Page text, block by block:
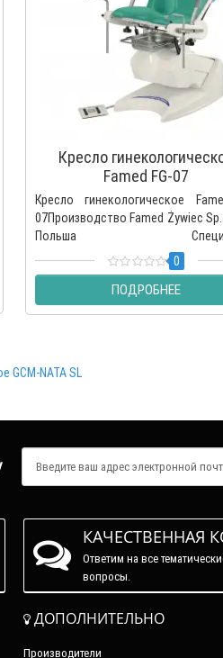
Кресло
Famed FG-07
Кресло гинекологическое
07Производство Famed Żywiec
Польша
разработанная модель..
0
ПОДРОБНЕЕ
GCM-NATA SL
КАЧЕСТВЕННАЯ
Ответим на все
вопросы.
ДОПОЛНИТЕЛЬНО
Производители